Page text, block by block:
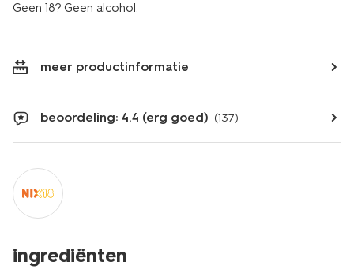
Geen 18? Geen alcohol.
meer productinformatie
beoordeling: 4.4 (erg goed) (137)
ingrediënten